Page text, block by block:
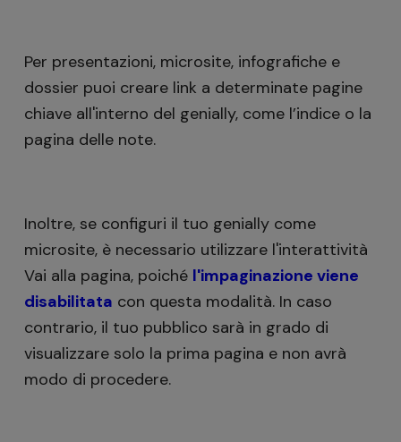
Per presentazioni, microsite, infografiche e
dossier puoi creare link a determinate pagine
chiave all'interno del genially, come l’indice o la
pagina delle note.
Inoltre, se configuri il tuo genially come
microsite, è necessario utilizzare l'interattività
Vai alla pagina, poiché l'impaginazione viene
disabilitata con questa modalità. In caso
contrario, il tuo pubblico sarà in grado di
visualizzare solo la prima pagina e non avrà
modo di procedere.